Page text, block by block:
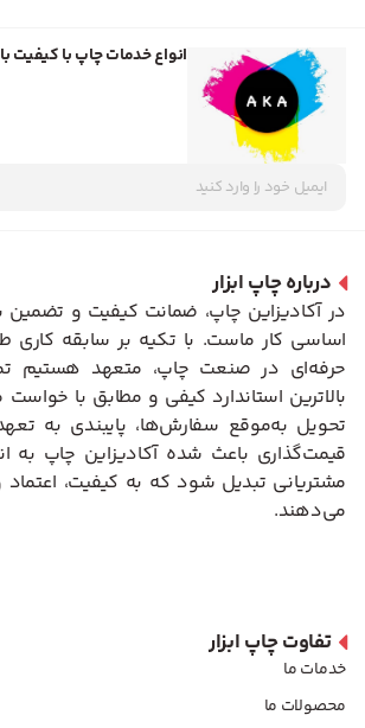
انواع خدمات چاپ با کیفیت
درباره چاپ ابزار
در آکادیزاین چاپ، ضمانت کیفیت و تضمین
اساسی کار ماست. با تکیه بر سابقه کاری
حرفه‌ای در صنعت چاپ، متعهد هستیم
بالاترین استاندارد کیفی و مطابق با
تحویل به‌موقع سفارش‌ها، پایبندی به
قیمت‌گذاری باعث شده آکادیزاین چاپ به
مشتریانی تبدیل شود که به کیفیت،
می‌دهند.
تفاوت چاپ ابزار
خدمات ما
محصولات ما